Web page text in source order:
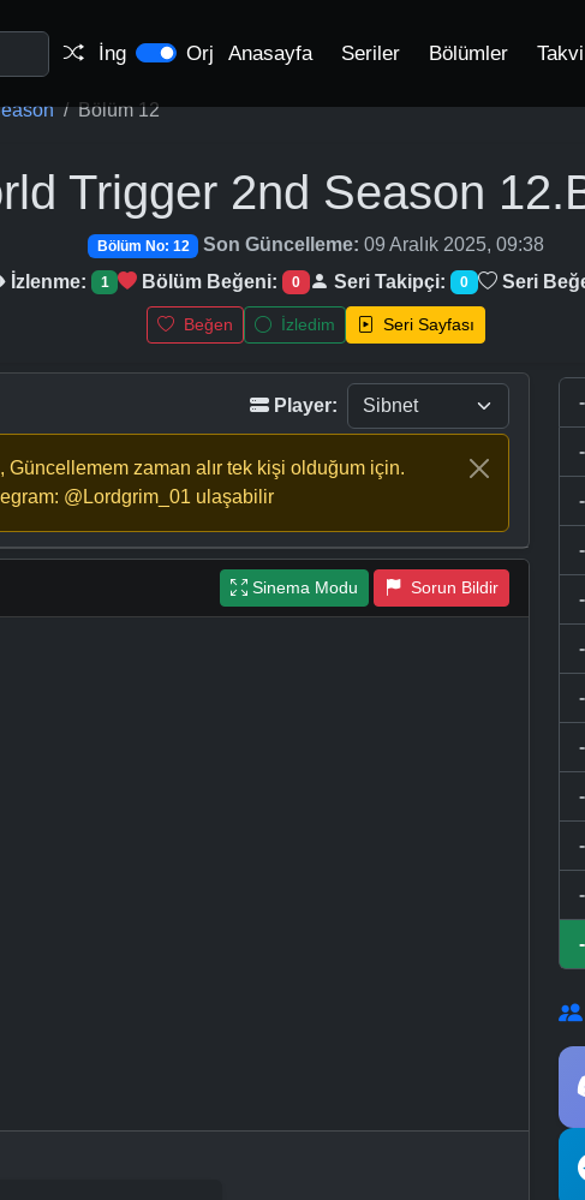
İng Orj Anasayfa Seriler Bölümler
Bölüm 12
Trigger 2nd Season
Bölüm No: 12 Son Güncelleme: 09 Aralık 2025, 09:38
İzlenme:
1 Bölüm Beğeni: 0 Seri Takipçi: 0 Seri
Beğen İzledim Seri Sayfası
Player:
zaman alır tek kişi olduğum için.
@Lordgrim_01 ulaşabilir
Sinema Modu Sorun Bildir